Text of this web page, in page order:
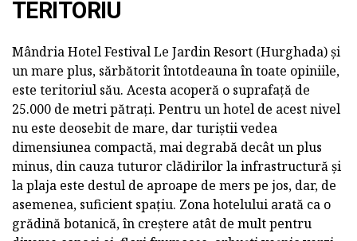
TERITORIU
Mândria Hotel Festival Le Jardin Resort (Hurghada) și
un mare plus, sărbătorit întotdeauna în toate opiniile,
este teritoriul său. Acesta acoperă o suprafață de
25.000 de metri pătrați. Pentru un hotel de acest nivel
nu este deosebit de mare, dar turiștii vedea
dimensiunea compactă, mai degrabă decât un plus
minus, din cauza tuturor clădirilor la infrastructură și
la plaja este destul de aproape de mers pe jos, dar, de
asemenea, suficient spațiu. Zona hotelului arată ca o
grădină botanică, în creștere atât de mult pentru